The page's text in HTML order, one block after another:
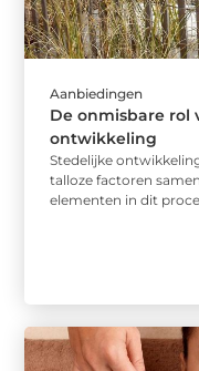
Aanbiedingen
De onmisbare rol
ontwikkeling
Stedelijke
talloze factoren
elementen in dit